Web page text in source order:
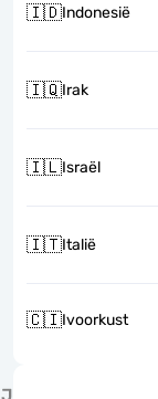
🇮🇩Indonesië
🇮🇶Irak
🇮🇱Israël
🇮🇹Italië
🇨🇮Ivoorkust